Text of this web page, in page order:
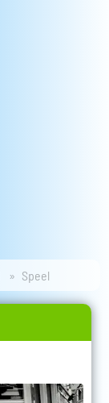
Speel